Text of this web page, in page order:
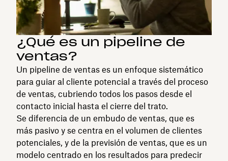
¿Qué es un pipeline de
ventas?
Un pipeline de ventas es un enfoque sistemático
para guiar al cliente potencial a través del proceso
de ventas, cubriendo todos los pasos desde el
contacto inicial hasta el cierre del trato.
Se diferencia de un embudo de ventas, que es
más pasivo y se centra en el volumen de clientes
potenciales, y de la previsión de ventas, que es un
modelo centrado en los resultados para predecir